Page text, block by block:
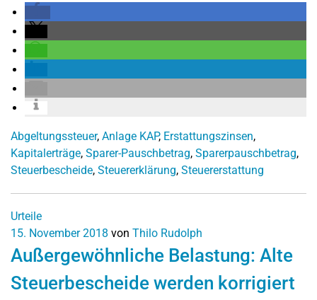
Abgeltungssteuer, Anlage KAP, Erstattungszinsen,
Kapitalerträge, Sparer-Pauschbetrag, Sparerpauschbetrag,
Steuerbescheide, Steuererklärung, Steuererstattung
Urteile
15. November 2018 von Thilo Rudolph
Außergewöhnliche Belastung: Alte
Steuerbescheide werden korrigiert